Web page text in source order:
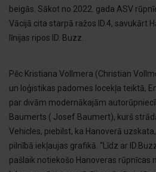
beigās. Sākot no 2022. gada ASV
Vācijā cita starpā ražos ID.4, savukārt
līnijas ripos ID. Buzz.
Pēc Kristiana Vollmera (Christian
un loģistikas padomes locekļa teiktā,
par divām modernākajām
Baumerts ( Josef Baumert), kurš
Vehicles, piebilst, ka Hanoverā
pilnībā iekļaujas grafikā. “Līdz ar
pašlaik notiekošo Hanoveras rūpnīcas